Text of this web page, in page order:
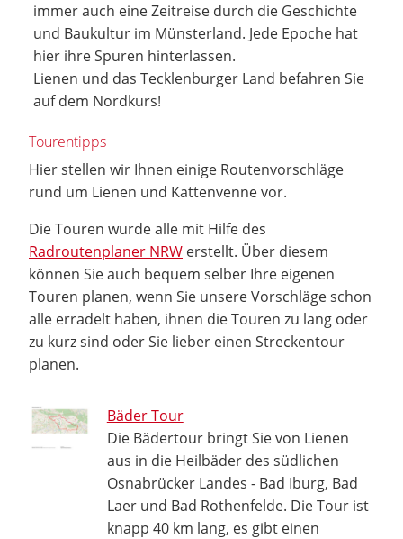
immer auch eine Zeitreise durch die Geschichte
und Baukultur im Münsterland. Jede Epoche hat
hier ihre Spuren hinterlassen.
Lienen und das Tecklenburger Land befahren Sie
auf dem Nordkurs!
Tourentipps
Hier stellen wir Ihnen einige Routenvorschläge
rund um Lienen und Kattenvenne vor.
Die Touren wurde alle mit Hilfe des
Radroutenplaner NRW erstellt. Über diesem
können Sie auch bequem selber Ihre eigenen
Touren planen, wenn Sie unsere Vorschläge schon
alle erradelt haben, ihnen die Touren zu lang oder
zu kurz sind oder Sie lieber einen Streckentour
planen.
Bäder Tour
Die Bädertour bringt Sie von Lienen
aus in die Heilbäder des südlichen
Osnabrücker Landes - Bad Iburg, Bad
Laer und Bad Rothenfelde. Die Tour ist
knapp 40 km lang, es gibt einen